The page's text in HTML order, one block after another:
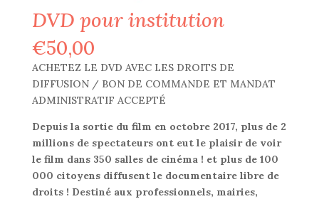
DVD pour institution
€50,00
ACHETEZ LE DVD AVEC LES DROITS DE
DIFFUSION / BON DE COMMANDE ET MANDAT
ADMINISTRATIF ACCEPTÉ
Depuis la sortie du film en octobre 2017, plus de 2
millions de spectateurs ont eut le plaisir de voir
le film dans 350 salles de cinéma ! et plus de 100
000 citoyens diffusent le documentaire libre de
droits ! Destiné aux professionnels, mairies,